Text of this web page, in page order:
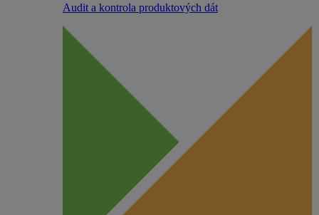
Audit a kontrola produktových dát